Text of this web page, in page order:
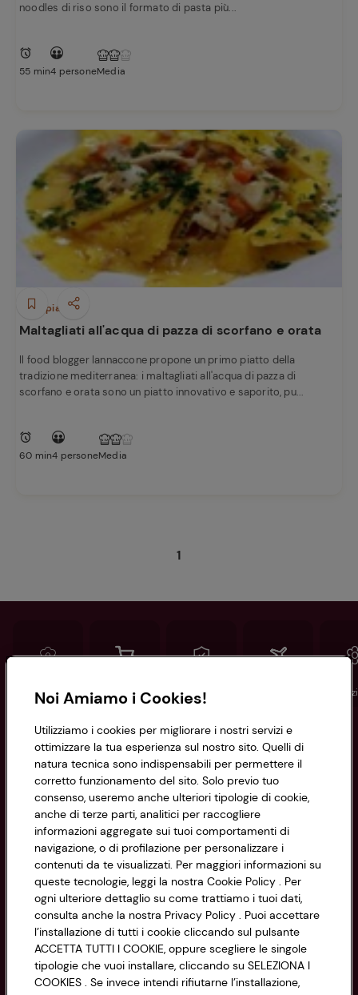
noodles di riso sono il formato di pasta più...
55 min4 personeMedia
Primi piatti
Maltagliati all'acqua di pazza di scorfano e orata
Il food blogger Iannaccone propone un primo piatto della
tradizione mediterranea: i maltagliati all'acqua di pazza di
scorfano e orata sono un piatto innovativo e saporito, pu...
60 min4 personeMedia
1
Conad Spesa online Assicurazioni
Informazioni
Privacy Policy
Cookie Policy
Impostazioni Cookie
Accessibilità
CONAD SOCIETÀ COOPERATIVA
Via Michelino, 59 | 40127 BOLOGNA
Codice Fiscale e Registro Imprese
di Bologna 00865960157
PARTITA IVA 03320960374
Servizio clienti
Noi Amiamo i Cookies!
Utilizziamo i cookies per migliorare i nostri servizi e
ottimizzare la tua esperienza sul nostro sito. Quelli di
natura tecnica sono indispensabili per permettere il
corretto funzionamento del sito. Solo previo tuo
consenso, useremo anche ulteriori tipologie di cookie,
anche di terze parti, analitici per raccogliere
informazioni aggregate sui tuoi comportamenti di
navigazione, o di profilazione per personalizzare i
contenuti da te visualizzati. Per maggiori informazioni su
queste tecnologie, leggi la nostra Cookie Policy . Per
ogni ulteriore dettaglio su come trattiamo i tuoi dati,
consulta anche la nostra Privacy Policy . Puoi accettare
l’installazione di tutti i cookie cliccando sul pulsante
ACCETTA TUTTI I COOKIE, oppure scegliere le singole
tipologie che vuoi installare, cliccando su SELEZIONA I
COOKIES . Se invece intendi rifiutarne l’installazione,